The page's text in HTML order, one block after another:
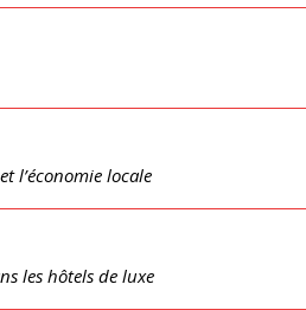
l’économie locale
les hôtels de luxe